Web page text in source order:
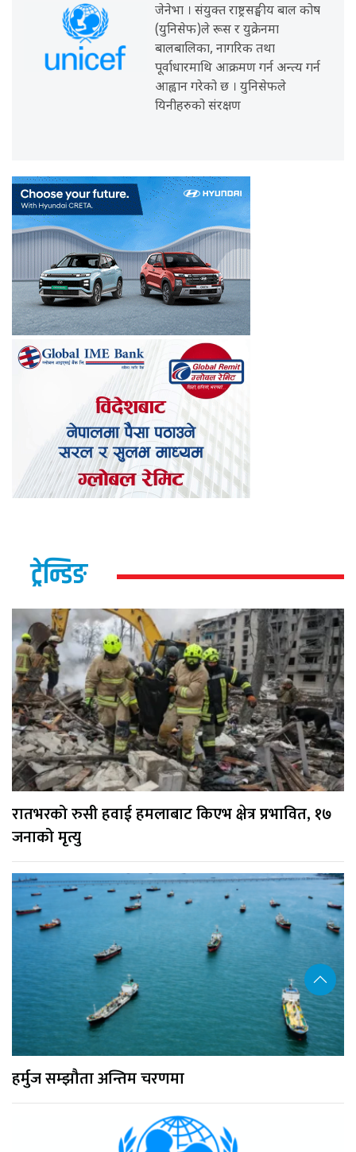
जेनेभा । संयुक्त राष्ट्रसङ्घीय बाल कोष
(युनिसेफ)ले रूस र युक्रेनमा
बालबालिका, नागरिक तथा
पूर्वाधारमाथि आक्रमण गर्न अन्त्य गर्न
आह्वान गरेको छ । युनिसेफले
यिनीहरुको संरक्षण
ट्रेन्डिङ
रातभरको रुसी हवाई हमलाबाट किएभ क्षेत्र प्रभावित, १७
जनाको मृत्यु
हर्मुज सम्झौता अन्तिम चरणमा